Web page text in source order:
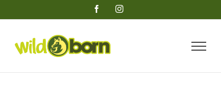
FacebookInstagram